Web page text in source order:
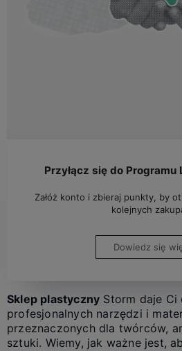
Przyłącz się do
Załóż konto i zbieraj punkty, by
kolejnych
Dowiedz się
Sklep plastyczny Storm daje Ci
profesjonalnych narzędzi i
przeznaczonych dla twórców,
sztuki. Wiemy, jak ważne jest,